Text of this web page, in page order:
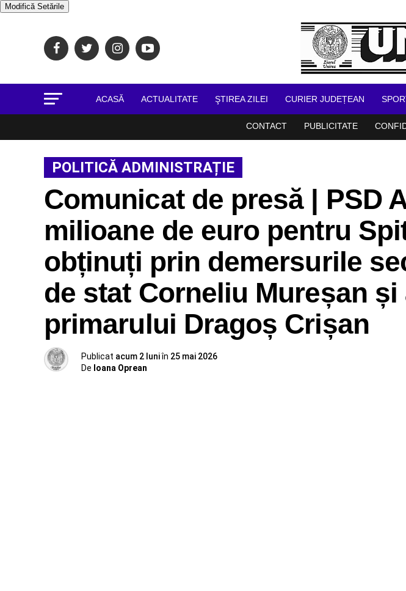
Modifică Setările
ACASĂ ACTUALITATE ŞTIREA ZILEI CURIER JUDEȚEAN
CONTACT PUBLICITATE
POLITICĂ ADMINISTRAȚIE
Comunicat de presă | PSD
milioane de euro pentru
obținuți prin demersurile
de stat Corneliu Mureșan și
primarului Dragoș Crișan
Publicat acum 2 luniîn 25 mai 2026
De Ioana Oprean